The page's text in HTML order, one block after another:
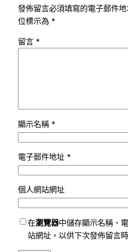
發佈留言必須填寫的電子郵件地
位標示為 *
留言 *
顯示名稱 *
電子郵件地址 *
個人網站網址
在瀏覽器中儲存顯示名稱、
站網址，以供下次發佈留言